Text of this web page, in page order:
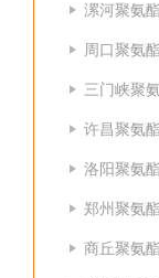
漯河聚氨
周口聚氨
三门峡聚
许昌聚氨
洛阳聚氨
郑州聚氨
商丘聚氨